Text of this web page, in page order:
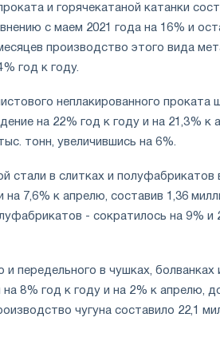
и горячекатаной катанки
с маем 2021 года на 16% и
производство этого вида
год к году.
неплакированного проката
на 22% год к году и на 21,3% к
тонн, увеличившись на 6%.
стали в слитках и
7,6% к апрелю, составив 1,36
- сократилось на 9% и
и передельного в чушках,
8% год к году и на 2% к апрелю,
чугуна составило 22,1